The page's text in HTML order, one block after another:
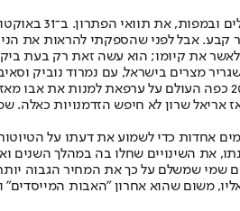
אבל לפני שהספקתי להראות את
את קיומו; הוא עשה זאת רק בעת ביקורו
בסיוני, שגריר מצרים בישראל, עם
מ־13.1 אחוזים בגדה המערבית, ולהעבירם לרשות
אריאל שרון לא חיפש הזדמנויות
אחדות כדי לשמוע את דעתו על
את השינויים שחלו בה במהלך
שמשלם על כך את המחיר הגבוה
משום שהוא אחרון "האבות המייסדים"